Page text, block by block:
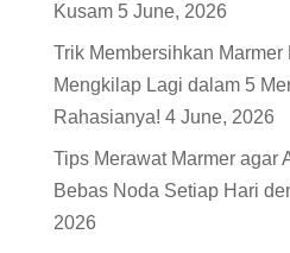
Kusam 5 June, 2026
Trik Membersihkan Marmer
Mengkilap Lagi dalam 5
Rahasianya! 4 June, 2026
Tips Merawat Marmer agar
Bebas Noda Setiap Hari
2026